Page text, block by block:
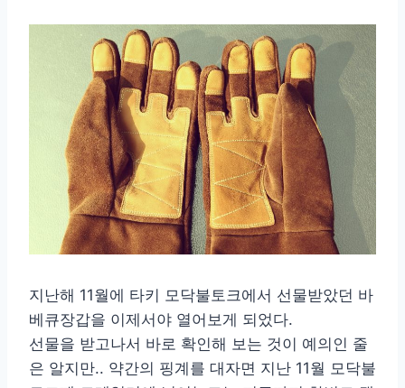
지난해 11월에 타키 모닥불토크에서 선물받았던 바
베큐장갑을 이제서야 열어보게 되었다.
선물을 받고나서 바로 확인해 보는 것이 예의인 줄
은 알지만.. 약간의 핑계를 대자면 지난 11월 모닥불